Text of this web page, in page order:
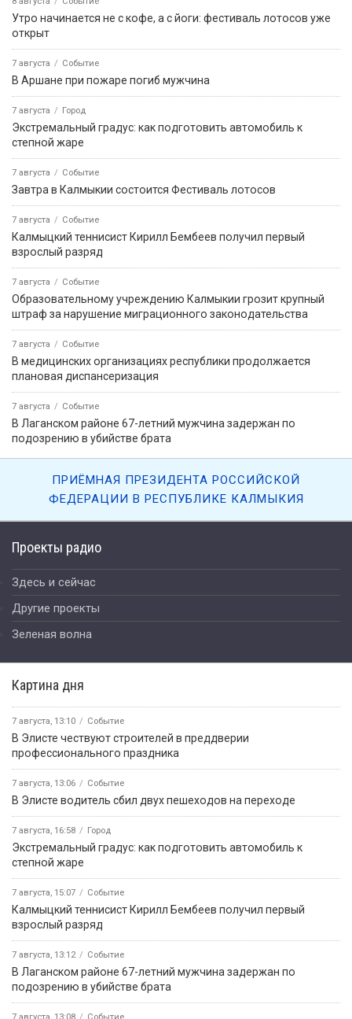
Проекты радио
Здесь и сейчас
Другие проекты
Зеленая волна
Картина дня
7 августа, 13:10 Событие
В Элисте чествуют строителей в преддверии
профессионального праздника
7 августа, 13:06 Событие
В Элисте водитель сбил двух пешеходов на переходе
7 августа, 16:58 Город
Экстремальный градус: как подготовить автомобиль к
степной жаре
7 августа, 15:07 Событие
Калмыцкий теннисист Кирилл Бембеев получил первый
взрослый разряд
7 августа, 13:12 Событие
В Лаганском районе 67-летний мужчина задержан по
подозрению в убийстве брата
Утро начинается не с кофе, а с йоги: фестиваль лотосов уже
открыт
7 августа Событие
В Аршане при пожаре погиб мужчина
7 августа Город
Экстремальный градус: как подготовить автомобиль к
степной жаре
7 августа Событие
Завтра в Калмыкии состоится Фестиваль лотосов
7 августа Событие
Калмыцкий теннисист Кирилл Бембеев получил первый
взрослый разряд
7 августа Событие
Образовательному учреждению Калмыкии грозит крупный
штраф за нарушение миграционного законодательства
7 августа Событие
В медицинских организациях республики продолжается
плановая диспансеризация
7 августа Событие
В Лаганском районе 67-летний мужчина задержан по
подозрению в убийстве брата
ПРИЁМНАЯ ПРЕЗИДЕНТА РОССИЙСКОЙ
ФЕДЕРАЦИИ В РЕСПУБЛИКЕ КАЛМЫКИЯ